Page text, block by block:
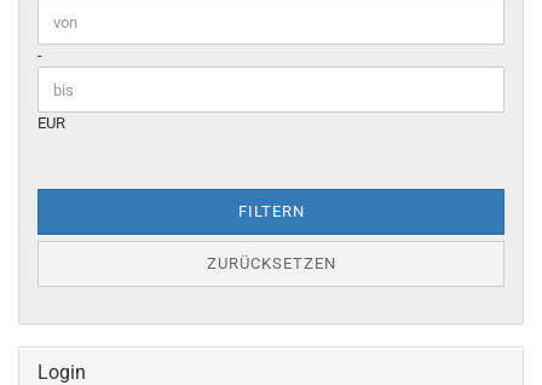
Preis bis
-
EUR
FILTERN
ZURÜCKSETZEN
Login